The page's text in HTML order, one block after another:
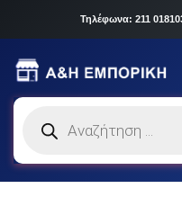
Τηλέφωνα: 211
search